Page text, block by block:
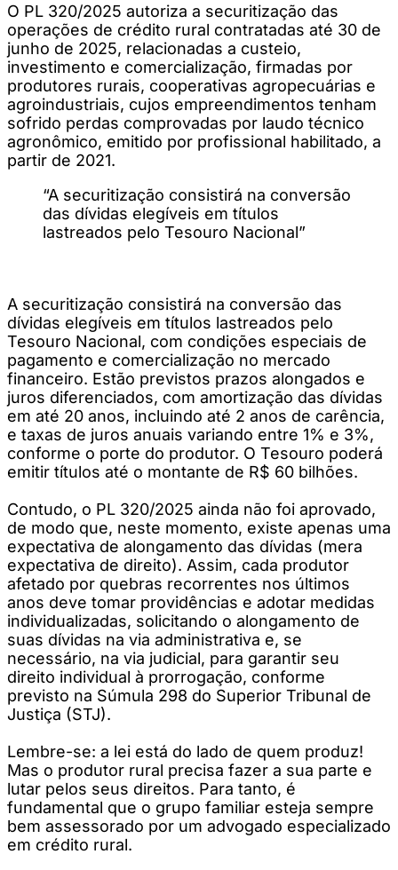
O PL 320/2025 autoriza a securitização das
operações de crédito rural contratadas até 30 de
junho de 2025, relacionadas a custeio,
investimento e comercialização, firmadas por
produtores rurais, cooperativas agropecuárias e
agroindustriais, cujos empreendimentos tenham
sofrido perdas comprovadas por laudo técnico
agronômico, emitido por profissional habilitado, a
partir de 2021.
“A securitização consistirá na conversão
das dívidas elegíveis em títulos
lastreados pelo Tesouro Nacional”
A securitização consistirá na conversão das
dívidas elegíveis em títulos lastreados pelo
Tesouro Nacional, com condições especiais de
pagamento e comercialização no mercado
financeiro. Estão previstos prazos alongados e
juros diferenciados, com amortização das dívidas
em até 20 anos, incluindo até 2 anos de carência,
e taxas de juros anuais variando entre 1% e 3%,
conforme o porte do produtor. O Tesouro poderá
emitir títulos até o montante de R$ 60 bilhões.
Contudo, o PL 320/2025 ainda não foi aprovado,
de modo que, neste momento, existe apenas uma
expectativa de alongamento das dívidas (mera
expectativa de direito). Assim, cada produtor
afetado por quebras recorrentes nos últimos
anos deve tomar providências e adotar medidas
individualizadas, solicitando o alongamento de
suas dívidas na via administrativa e, se
necessário, na via judicial, para garantir seu
direito individual à prorrogação, conforme
previsto na Súmula 298 do Superior Tribunal de
Justiça (STJ).
Lembre-se: a lei está do lado de quem produz!
Mas o produtor rural precisa fazer a sua parte e
lutar pelos seus direitos. Para tanto, é
fundamental que o grupo familiar esteja sempre
bem assessorado por um advogado especializado
em crédito rural.